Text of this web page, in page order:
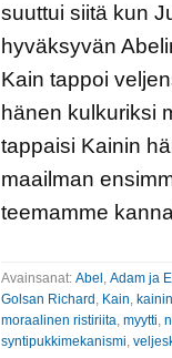
suuttui siitä kun
hyväksyvän
Kain tappoi
hänen kulkuriksi
tappaisi Kainin
maailman
teemamme
Avainsanat: Abel Adam ja
Golsan Richard Kain
moraalinen ristiriita myytti
syntipukkimekanismi